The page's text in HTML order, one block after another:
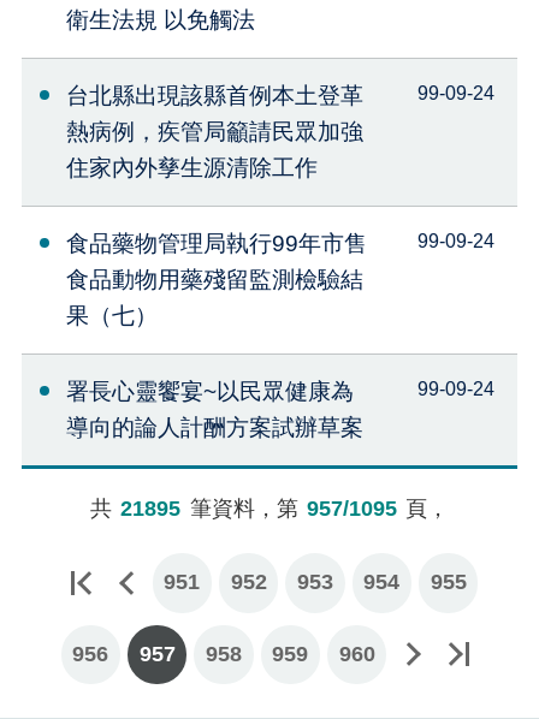
衛生法規 以免觸法
台北縣出現該縣首例本土登革
熱病例，疾管局籲請民眾加強
住家內外孳生源清除工作
99-09-24
食品藥物管理局執行99年市售
食品動物用藥殘留監測檢驗結
果（七）
99-09-24
署長心靈饗宴~以民眾健康為
導向的論人計酬方案試辦草案
99-09-24
共 21895 筆資料，第 957/1095 頁，
951 952 953 954 955
956 957 958 959 960
下一頁最後一頁